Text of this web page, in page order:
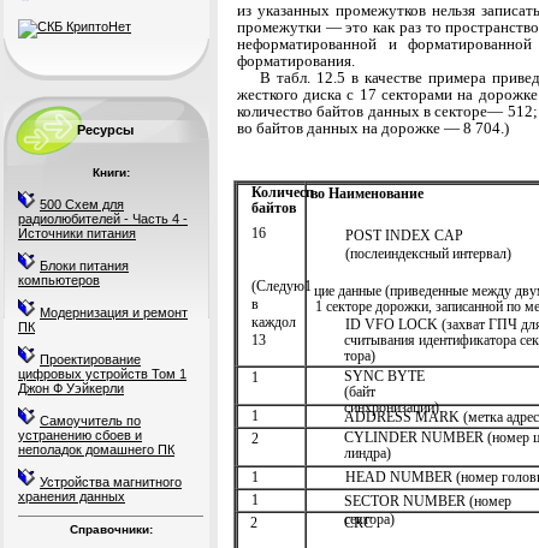
Ресурсы
Книги:
500 Схем для
радиолюбителей - Часть 4 -
Источники питания
Блоки питания
компьютеров
Модернизация и ремонт
ПК
Проектирование
цифровых устройств Том 1
Джон Ф Уэйкерли
Самоучитель по
устранению сбоев и
неполадок домашнего ПК
Устройства магнитного
хранения данных
Справочники:
из указанных промежутков нельзя
про­межутки — это как раз то
нефор­матированной и
форматирования.
В табл. 12.5 в качестве примера
жесткого диска с 17 секторами на
количество байтов данных в секторе—
во байтов данных на дорожке — 8 704.)
Количесп
байтов
16
(Следую1
в
каждол
13
во Наименование
POST INDEX CAP
(послеиндексный интервал)
цие данные (приведенные между
1 секторе дорожки, записанной по
ID VFO LOCK (захват ГПЧ
считывания идентификатора
тора)
1
SYNC BYTE
(байт
синхронизации)
1
ADDRESS MARK (метка
2
CYLINDER NUMBER (номер
линдра)
1
HEAD NUMBER (номер
1
SECTOR NUMBER (номер
сектора)
2 CRC